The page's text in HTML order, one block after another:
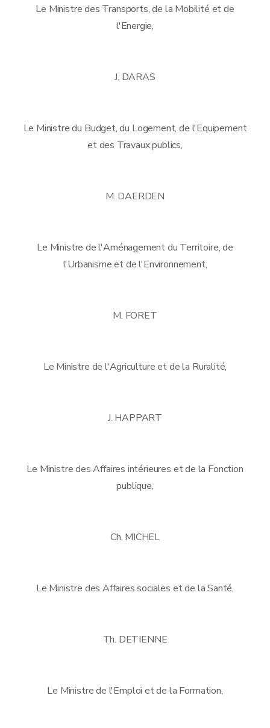
Le Ministre des Transports, de la Mobilité et de
l'Energie,
J. DARAS
Le Ministre du Budget, du Logement, de l'Equipement
et des Travaux publics,
M. DAERDEN
Le Ministre de l'Aménagement du Territoire, de
l'Urbanisme et de l'Environnement,
M. FORET
Le Ministre de l'Agriculture et de la Ruralité,
J. HAPPART
Le Ministre des Affaires intérieures et de la Fonction
publique,
Ch. MICHEL
Le Ministre des Affaires sociales et de la Santé,
Th. DETIENNE
Le Ministre de l'Emploi et de la Formation,